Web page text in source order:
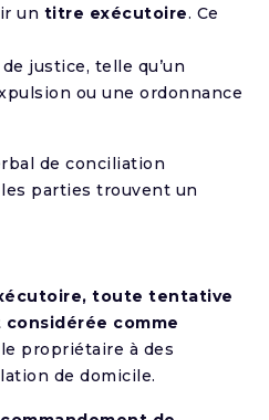
un titre exécutoire. Ce
justice, telle qu’un
ou une ordonnance
de conciliation
parties trouvent un
toute tentative
considérée comme
propriétaire à des
de domicile.